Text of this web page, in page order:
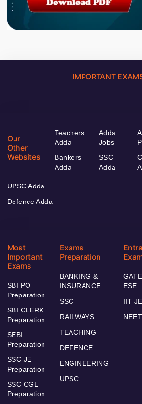
IMPORTANT
Our
Other
Websites
Teachers
Adda
Bankers
Adda
Adda
Jobs
SSC
Adda
UPSC Adda
Defence Adda
Most
Important
Exams
SBI PO
Preparation
SBI CLERK
Preparation
SEBI
Preparation
SSC JE
Preparation
SSC CGL
Preparation
Exams
Preparation
BANKING &
INSURANCE
SSC
RAILWAYS
TEACHING
DEFENCE
ENGINEERING
UPSC
ESE
IIT
NEET